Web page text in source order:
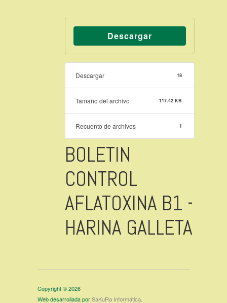
Descargar
Descargar 18
Tamaño del archivo 117.42 KB
Recuento de archivos 1
BOLETIN
CONTROL
AFLATOXINA B1 -
HARINA GALLETA
Copyright © 2026
Web desarrollada porSaKuRa Informática.